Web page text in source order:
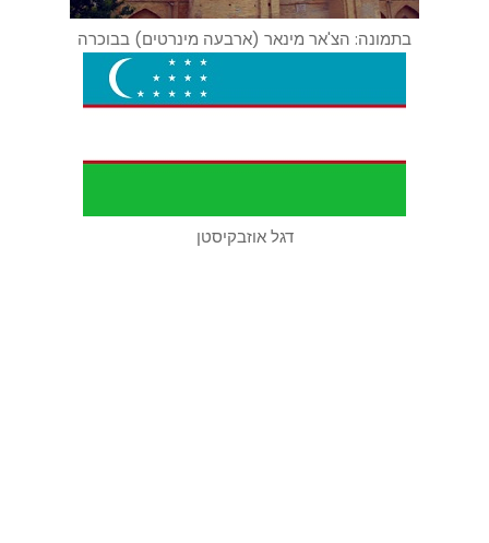
בתמונה: הצ'אר מינאר (ארבעה מינרטים) בבוכרה
דגל אוזבקיסטן